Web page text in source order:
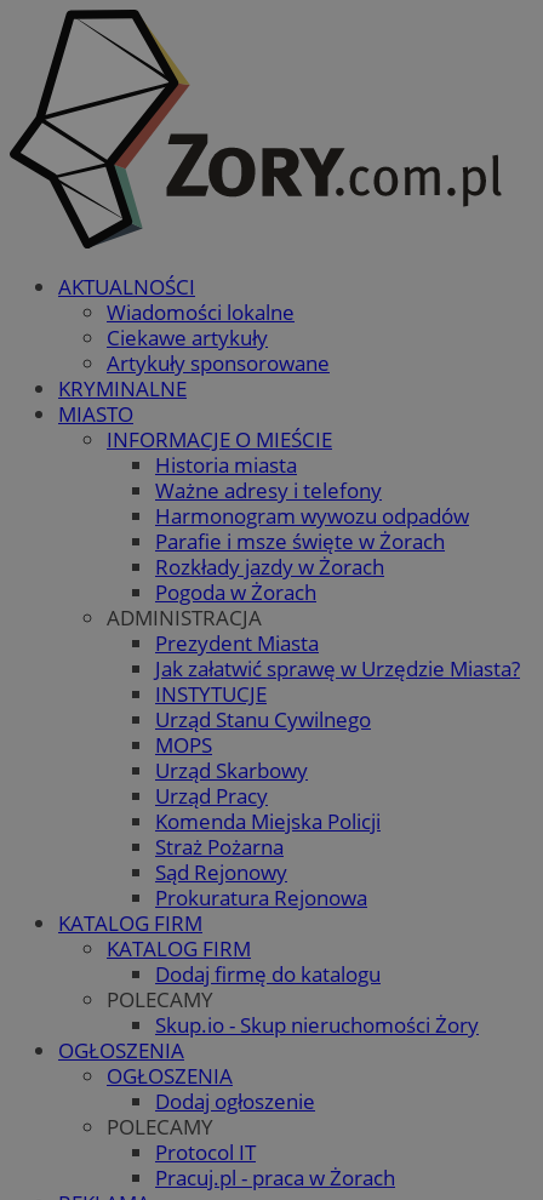
AKTUALNOŚCI
Wiadomości lokalne
Ciekawe artykuły
Artykuły sponsorowane
KRYMINALNE
MIASTO
INFORMACJE O MIEŚCIE
Historia miasta
Ważne adresy i telefony
Harmonogram wywozu odpadów
Parafie i msze święte w Żorach
Rozkłady jazdy w Żorach
Pogoda w Żorach
ADMINISTRACJA
Prezydent Miasta
Jak załatwić sprawę w Urzędzie Miasta?
INSTYTUCJE
Urząd Stanu Cywilnego
MOPS
Urząd Skarbowy
Urząd Pracy
Komenda Miejska Policji
Straż Pożarna
Sąd Rejonowy
Prokuratura Rejonowa
KATALOG FIRM
KATALOG FIRM
Dodaj firmę do katalogu
POLECAMY
Skup.io - Skup nieruchomości Żory
OGŁOSZENIA
OGŁOSZENIA
Dodaj ogłoszenie
POLECAMY
Protocol IT
Pracuj.pl - praca w Żorach